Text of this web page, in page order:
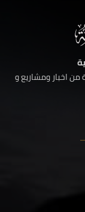
اخبار ومشاريع و